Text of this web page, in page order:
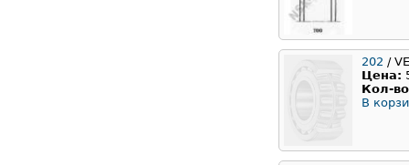
202 /
Цена:
Кол-
В